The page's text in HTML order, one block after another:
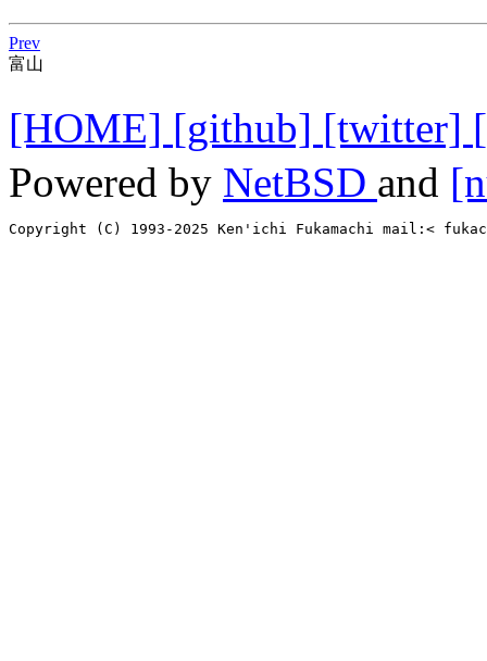
Prev
富山
[HOME] [github] [twitter]
Powered by NetBSD and